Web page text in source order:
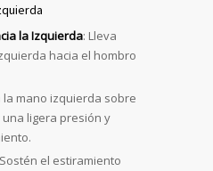
la Izquierda: Lleva
hacia el hombro
la mano izquierda sobre
ligera presión y
el estiramiento